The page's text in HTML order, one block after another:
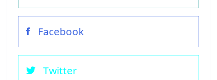
Facebook
Twitter